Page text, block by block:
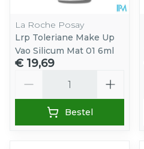
La Roche Posay
Lrp Toleriane Make Up
Vao Silicum Mat 01 6ml
€ 19,69
Bestel